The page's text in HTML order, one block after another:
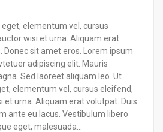
elementum vel, cursus
wisi et urna. Aliquam erat
Donec sit amet eros. Lorem ipsum
adipiscing elit. Mauris
Sed laoreet aliquam leo. Ut
elementum vel, cursus eleifend,
et urna. Aliquam erat volutpat. Duis
ante eu lacus. Vestibulum libero
eget, malesuada...